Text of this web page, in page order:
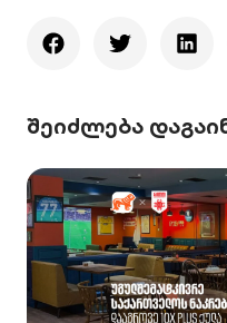
შეიძლება